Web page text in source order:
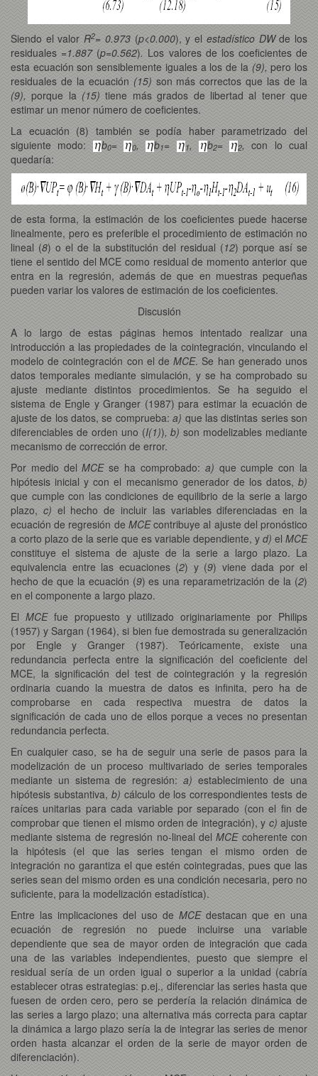
Siendo el valor R2= 0.973(p<0.000), y el estadístico DWde los
residuales =1.887 (p=0.562). Los valores de los coeficientes de
esta ecuación son sensiblemente iguales a los de la (9),pero los
residuales de la ecuación (15) son más correctos que las de la
(9), porque la(15) tiene más grados de libertad al tener que
estimar un menor número de coeficientes.
La ecuación (8) también se podía haber parametrizado del
siguiente modo:
b0= 0, b1= 1, b2= 2, con lo cual
quedaría:
de esta forma, la estimación de los coeficientes puede hacerse
linealmente, pero es preferible el procedimiento de estimación no
lineal (8) o el de la substitución del residual (12) porque así se
tiene el sentido del MCE como residual de momento anterior que
entra en la regresión, además de que en muestras pequeñas
pueden variar los valores de estimación de los coeficientes.
Discusión
A lo largo de estas páginas hemos intentado realizar una
introducción a las propiedades de la cointegración, vinculando el
modelo de cointegración con el deMCE. Se han generado unos
datos temporales mediante simulación, y se ha comprobado su
ajuste mediante distintos procedimientos. Se ha seguido el
sistema de Engle y Granger (1987) para estimar la ecuación de
ajuste de los datos, se comprueba:a) que las distintas series son
diferenciables de orden uno (I(1)), b) son modelizables mediante
mecanismo de corrección de error.
Por medio delMCEse ha comprobado: a) que cumple con la
hipótesis inicial y con el mecanismo generador de los datos, b)
que cumple con las condiciones de equilibrio de la serie a largo
plazo, c) el hecho de incluir las variables diferenciadas en la
ecuación de regresión de MCEcontribuye al ajuste del pronóstico
a corto plazo de la serie que es variable dependiente, y d) el MCE
constituye el sistema de ajuste de la serie a largo plazo. La
equivalencia entre las ecuaciones (2) y (9) viene dada por el
hecho de que la ecuación (9) es una reparametrización de la (2)
en el componente a largo plazo.
El MCE fue propuesto y utilizado originariamente por Philips
(1957) y Sargan (1964), si bien fue demostrada su generalización
por Engle y Granger (1987). Teóricamente, existe una
redundancia perfecta entre la significación del coeficiente del
MCE, la significación del test de cointegración y la regresión
ordinaria cuando la muestra de datos es infinita, pero ha de
comprobarse en cada respectiva muestra de datos la
significación de cada uno de ellos porque a veces no presentan
redundancia perfecta.
En cualquier caso, se ha de seguir una serie de pasos para la
modelización de un proceso multivariado de series temporales
mediante un sistema de regresión: a) establecimiento de una
hipótesis substantiva, b) cálculo de los correspondientes tests de
raíces unitarias para cada variable por separado (con el fin de
comprobar que tienen el mismo orden de integración), y c) ajuste
mediante sistema de regresión no-lineal delMCEcoherente con
la hipótesis (el que las series tengan el mismo orden de
integración no garantiza el que estén cointegradas, pues que las
series sean del mismo orden es una condición necesaria, pero no
suficiente, para la modelización estadística).
Entre las implicaciones del uso de MCEdestacan que en una
ecuación de regresión no puede incluirse una variable
dependiente que sea de mayor orden de integración que cada
una de las variables independientes, puesto que siempre el
residual sería de un orden igual o superior a la unidad (cabría
establecer otras estrategias: p.ej., diferenciar las series hasta que
fuesen de orden cero, pero se perdería la relación dinámica de
las series a largo plazo; una alternativa más correcta para captar
la dinámica a largo plazo sería la de integrar las series de menor
orden hasta alcanzar el orden de la serie de mayor orden de
diferenciación).